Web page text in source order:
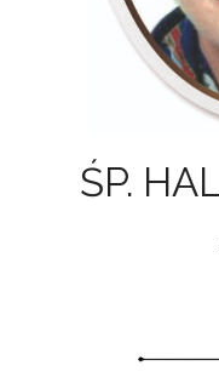
ŚP.